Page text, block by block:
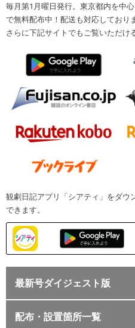
毎月第1月曜日発行。東京都内を中
で無料配布中！配送も対応しており
さらに下記サイトでもご覧いただけ
観劇日記アプリ「シアティ」をダウ
できます。
最新号ダイジェスト版
配布・設置箇所一覧